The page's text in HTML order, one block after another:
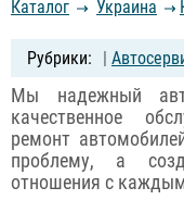
Каталог Украина
|
Мы надежный
качественное
ремонт
проблему, а
отношения с